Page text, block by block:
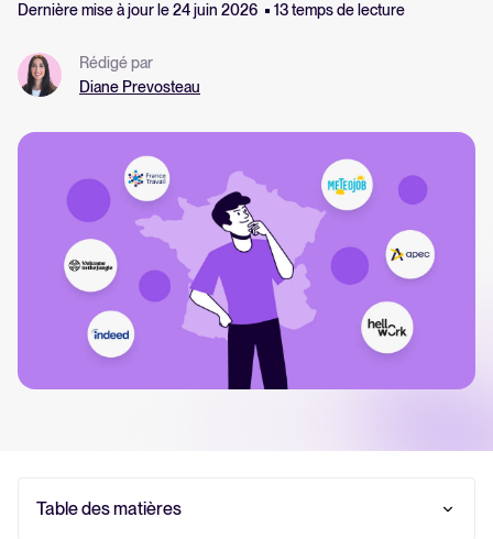
Calculateur de ROI
EN VEDETTE
Dernière mise à jour le 24 juin 2026 13 temps de lecture
Rédigé par
Diane Prevosteau
Table des matières